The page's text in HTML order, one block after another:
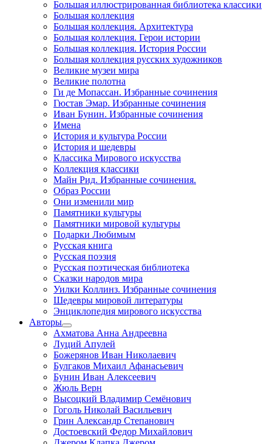
Большая иллюстрированная библиотека классики
Большая коллекция
Большая коллекция. Архитектура
Большая коллекция. Герои истории
Большая коллекция. История России
Большая коллекция русских художников
Великие музеи мира
Великие полотна
Ги де Мопассан. Избранные сочинения
Гюстав Эмар. Избранные сочинения
Иван Бунин. Избранные сочинения
Имена
История и культура России
История и шедевры
Классика Мирового искусства
Коллекция классики
Майн Рид. Избранные сочинения.
Образ России
Они изменили мир
Памятники культуры
Памятники мировой культуры
Подарки Любимым
Русская книга
Русская поэзия
Русская поэтическая библиотека
Сказки народов мира
Уилки Коллинз. Избранные сочинения
Шедевры мировой литературы
Энциклопедия мирового искусства
Авторы
Ахматова Анна Андреевна
Луций Апулей
Божерянов Иван Николаевич
Булгаков Михаил Афанасьевич
Бунин Иван Алексеевич
Жюль Верн
Высоцкий Владимир Семёнович
Гоголь Николай Васильевич
Грин Александр Степанович
Достоевский Федор Михайлович